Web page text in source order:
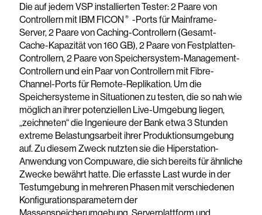
Die auf jedem VSP installierten Tester: 2 Paare von
Controllern mit IBM FICON ® -Ports für Mainframe-
Server, 2 Paare von Caching-Controllern (Gesamt-
Cache-Kapazität von 160 GB), 2 Paare von Festplatten-
Controllern, 2 Paare von Speichersystem-Management-
Controllern und ein Paar von Controllern mit Fibre-
Channel-Ports für Remote-Replikation. Um die
Speichersysteme in Situationen zu testen, die so nah wie
möglich an ihrer potenziellen Live-Umgebung liegen,
„zeichneten“ die Ingenieure der Bank etwa 3 Stunden
extreme Belastungsarbeit ihrer Produktionsumgebung
auf. Zu diesem Zweck nutzten sie die Hiperstation-
Anwendung von Compuware, die sich bereits für ähnliche
Zwecke bewährt hatte. Die erfasste Last wurde in der
Testumgebung in mehreren Phasen mit verschiedenen
Konfigurationsparametern der